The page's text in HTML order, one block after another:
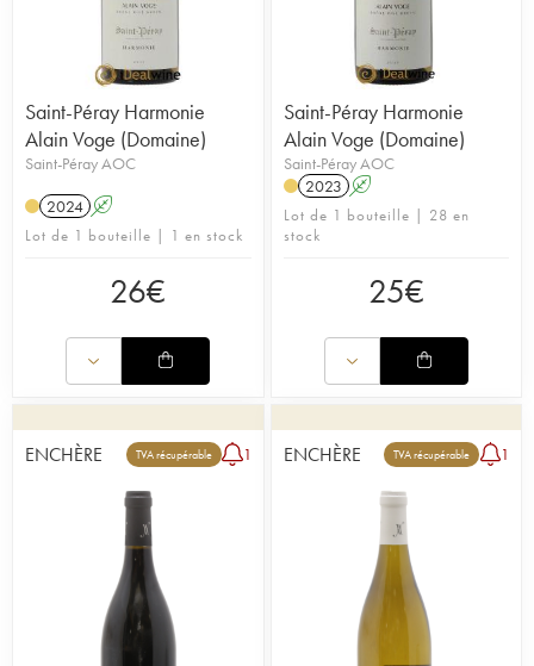
Saint-Péray Harmonie
Alain Voge (Domaine)
Saint-Péray AOC
2024 A
Lot de 1 bouteille | 1 en stock
26€
Saint-Péray Harmonie
Alain Voge (Domaine)
Saint-Péray AOC
2023 A
Lot de 1 bouteille | 28 en
stock
25€
ENCHÈRE TVA récupérable 1 ENCHÈRE TVA récupérable 1